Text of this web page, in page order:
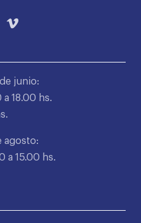
junio:
a 18.00 hs.
agosto:
a 15.00 hs.